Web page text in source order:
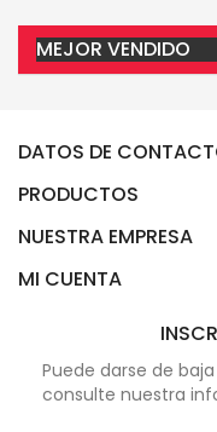
MEJOR VENDIDO
DATOS DE
PRODUCTOS
NUESTRA EMPRESA
MI CUENTA
Puede darse de
consulte nuestra